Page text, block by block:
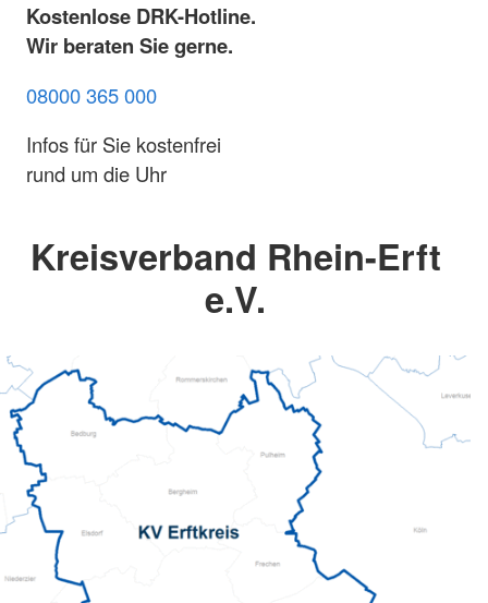
Kostenlose DRK-Hotline.
Wir beraten Sie gerne.
08000 365 000
Infos für Sie kostenfrei
rund um die Uhr
Kreisverband Rhein-Erft
e.V.